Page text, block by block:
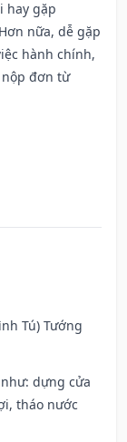
hay gặp
nữa, dễ gặp
hành chính,
đơn từ
Tú) Tướng
dựng cửa
tháo nước